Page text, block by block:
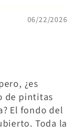
06/22/2026
¿es
de pintitas
El fondo del
Toda la